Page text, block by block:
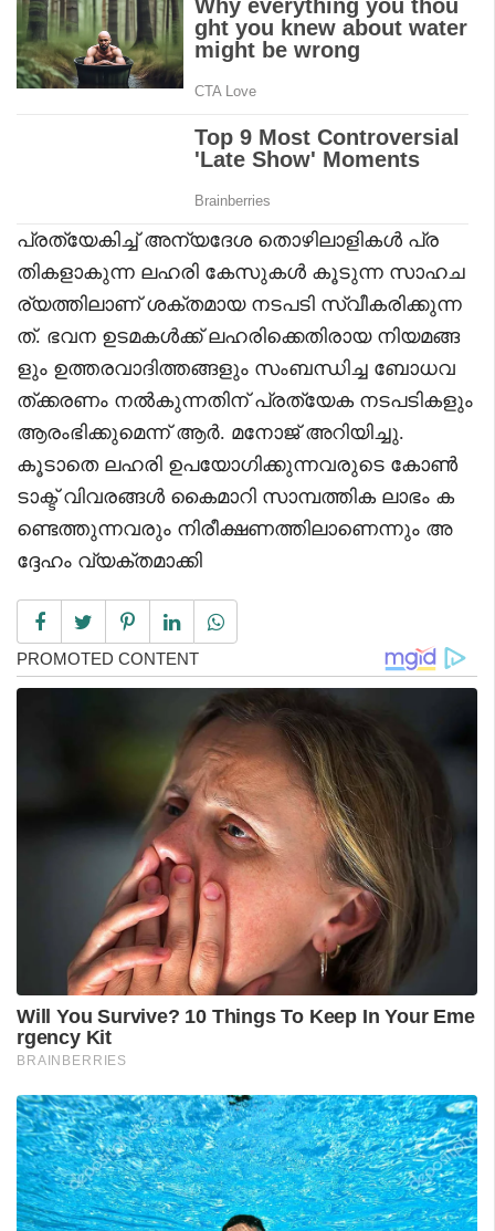
പ്രത്യേകിച്ച് അന്യദേശ തൊഴിലാളികൾ പ്ര
തികളാകുന്ന ലഹരി കേസുകൾ കൂടുന്ന സാഹച
ര്യത്തിലാണ് ശക്തമായ നടപടി സ്വീകരിക്കുന്ന
ത്. ഭവന ഉടമകൾക്ക് ലഹരിക്കെതിരായ നിയമങ്ങ
ളും ഉത്തരവാദിത്തങ്ങളും സംബന്ധിച്ച ബോധവ
ത്ക്കരണം നൽകുന്നതിന് പ്രത്യേക നടപടികളും
ആരംഭിക്കുമെന്ന് ആർ. മനോജ് അറിയിച്ചു.
കൂടാതെ ലഹരി ഉപയോഗിക്കുന്നവരുടെ കോൺ
ടാക്ട് വിവരങ്ങൾ കൈമാറി സാമ്പത്തിക ലാഭം ക
ണ്ടെത്തുന്നവരും നിരീക്ഷണത്തിലാണെന്നും അ
ദ്ദേഹം വ്യക്തമാക്കി